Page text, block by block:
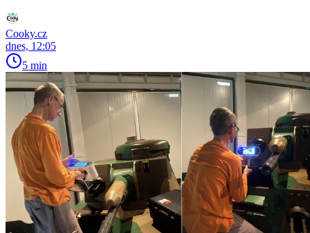
Cooky.cz
dnes, 12:05
5 min